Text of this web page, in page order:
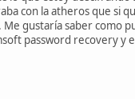
con la atheros que si
gustaría saber
password recovery y